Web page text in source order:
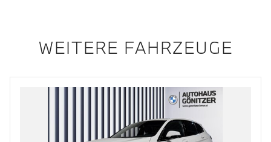
WEITERE FAHRZEUGE